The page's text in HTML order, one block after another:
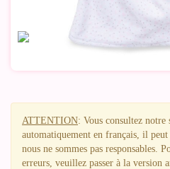
ATTENTION: Vous consultez
automatiquement en français, il
nous ne sommes pas responsables.
erreurs, veuillez passer à la version